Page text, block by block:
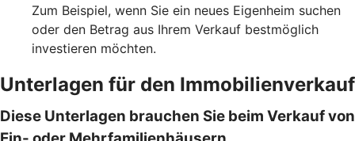
Zum Beispiel, wenn Sie ein neues Eigenheim suchen
oder den Betrag aus Ihrem Verkauf bestmöglich
investieren möchten.
Unterlagen für den Immobilienverkauf
Diese Unterlagen brauchen Sie beim Verkauf von